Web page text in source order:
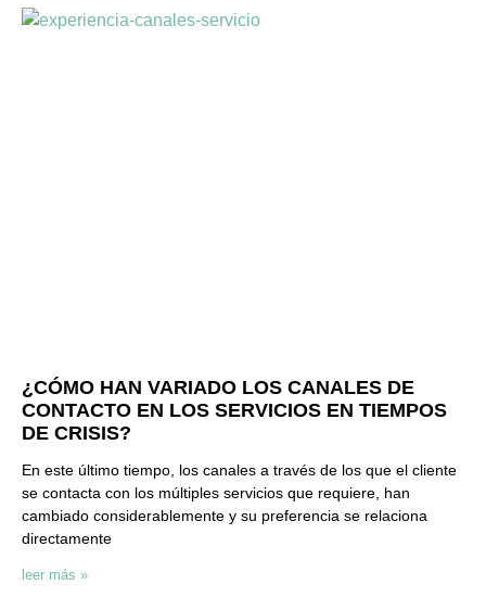
¿CÓMO HAN VARIADO LOS CANALES DE
CONTACTO EN LOS SERVICIOS EN TIEMPOS
DE CRISIS?
En este último tiempo, los canales a través de los que el cliente
se contacta con los múltiples servicios que requiere, han
cambiado considerablemente y su preferencia se relaciona
directamente
leer más »